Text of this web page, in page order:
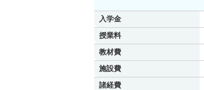
入学金
授業料
教材費
施設費
諸経費